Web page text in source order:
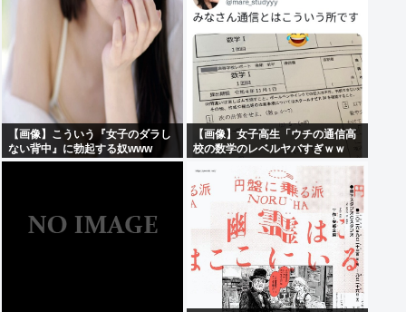
【画像】こういう『女子のダラし
ない背中』に勃起する奴www
【画像】女子高生「ウチの通信高
校の数学のレベルヤバすぎｗｗ